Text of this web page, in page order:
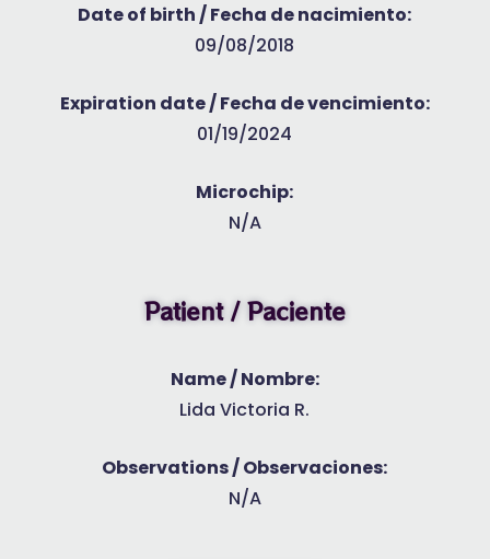
Date of birth / Fecha de nacimiento:
09/08/2018
Expiration date / Fecha de vencimiento:
01/19/2024
Microchip:
N/A
Patient / Paciente
Name / Nombre:
Lida Victoria R.
Observations / Observaciones:
N/A